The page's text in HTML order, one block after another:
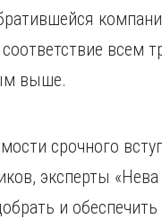
всем
выше.
срочного
эксперты «Нева
и